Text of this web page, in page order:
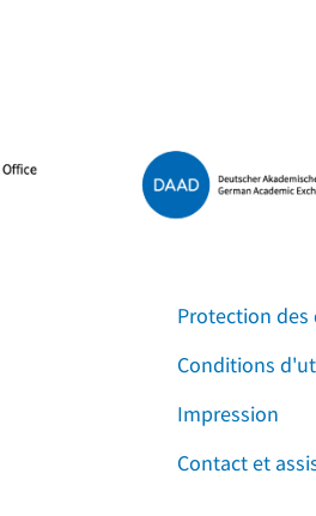
Protection des
Conditions
Impression
Contact et